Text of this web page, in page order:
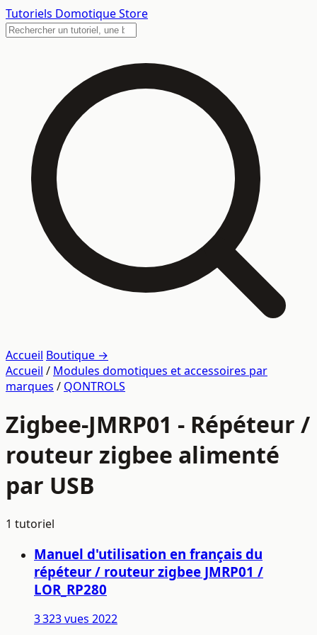
Tutoriels Domotique Store
Accueil Boutique →
Accueil / Modules domotiques et accessoires par
marques / QONTROLS
Zigbee-JMRP01 - Répéteur /
routeur zigbee alimenté
par USB
1 tutoriel
Manuel d'utilisation en français du
répéteur / routeur zigbee JMRP01 /
LOR_RP280
3 323 vues 2022